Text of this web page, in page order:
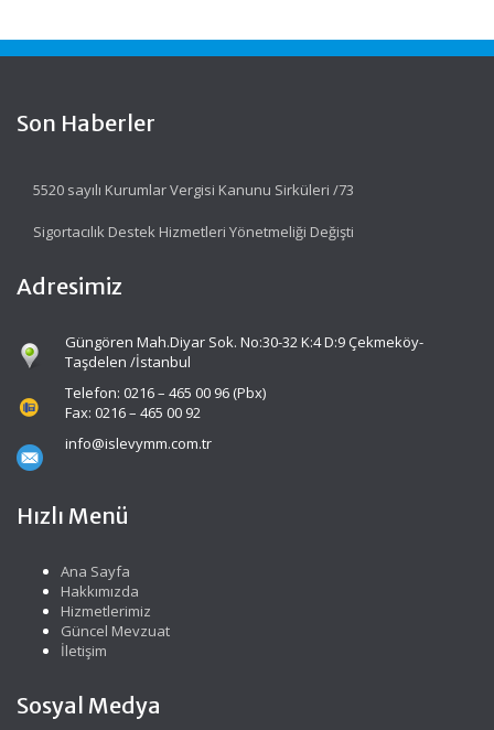
Son Haberler
5520 sayılı Kurumlar Vergisi Kanunu Sirküleri /73
Sigortacılık Destek Hizmetleri Yönetmeliği Değişti
Adresimiz
Güngören Mah.Diyar Sok. No:30-32 K:4 D:9 Çekmeköy-
Taşdelen /İstanbul
Telefon: 0216 – 465 00 96 (Pbx)
Fax: 0216 – 465 00 92
info@islevymm.com.tr
Hızlı Menü
Ana Sayfa
Hakkımızda
Hizmetlerimiz
Güncel Mevzuat
İletişim
Sosyal Medya